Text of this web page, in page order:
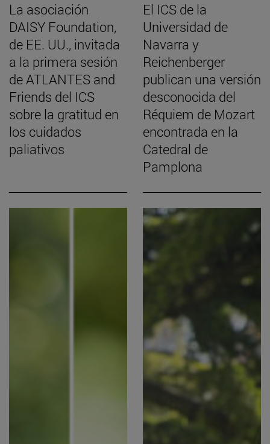
La asociación
DAISY Foundation,
de EE. UU., invitada
a la primera sesión
de ATLANTES and
Friends del ICS
sobre la gratitud en
los cuidados
paliativos
El ICS de la
Universidad de
Navarra y
Reichenberger
publican una versión
desconocida del
Réquiem de Mozart
encontrada en la
Catedral de
Pamplona